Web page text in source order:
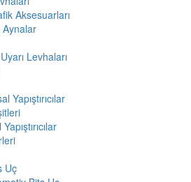
Aksesuarları
Levhaları
Yapıştırıcılar
Uç